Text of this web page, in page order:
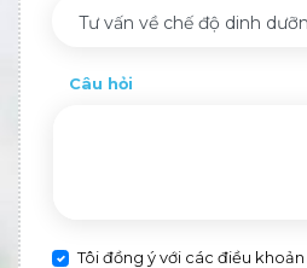
Tư vấn về chế độ dinh
Câu hỏi
Tôi đồng ý với các điều